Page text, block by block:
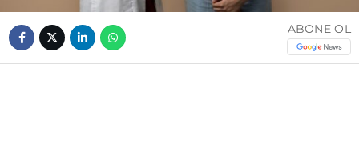
ABONE OL